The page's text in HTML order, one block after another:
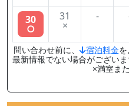
30
○
31
×
-
問い合わせ前に、 宿泊料金
最新情報でない場合がござい
×満室ま